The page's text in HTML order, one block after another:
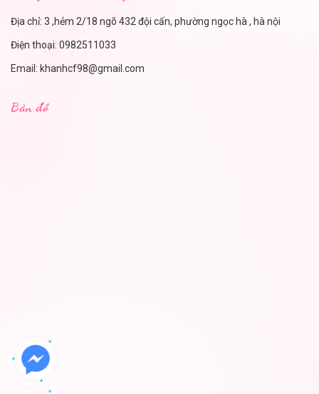
Địa chỉ: 3 ,hẻm 2/18 ngõ 432 đội cấn, phường ngọc hà , hà nội
Điện thoại: 0982511033
Email: khanhcf98@gmail.com
Bản đồ